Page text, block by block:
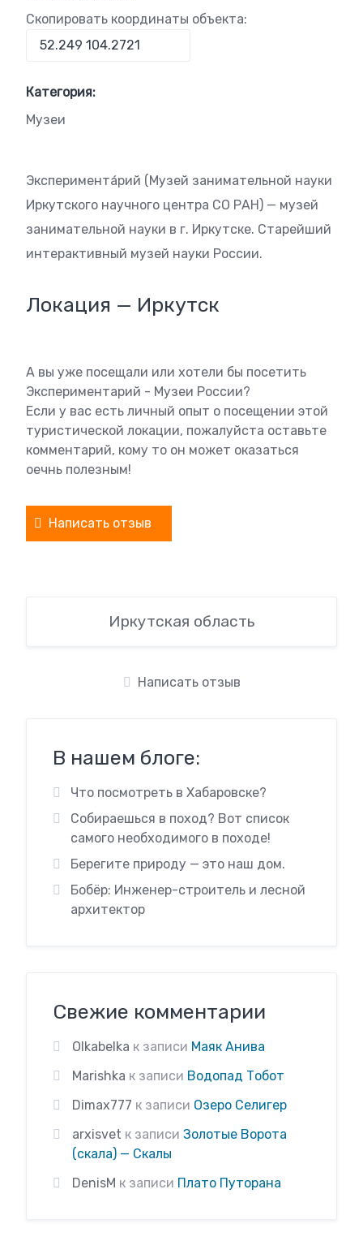
Скопировать координаты объекта:
Категория:
Музеи
Эксперимента́рий (Музей занимательной науки
Иркутского научного центра СО РАН) — музей
занимательной науки в г. Иркутске. Старейший
интерактивный музей науки России.
Локация — Иркутск
А вы уже посещали или хотели бы посетить
Экспериментарий - Музеи России?
Если у вас есть личный опыт о посещении этой
туристической локации, пожалуйста оставьте
комментарий, кому то он может оказаться
оечнь полезным!
Написать отзыв
Иркутская область
Написать отзыв
В нашем блоге:
Что посмотреть в Хабаровске?
Собираешься в поход? Вот список
самого необходимого в походе!
Берегите природу — это наш дом.
Бобёр: Инженер-строитель и лесной
архитектор
Свежие комментарии
Olkabelka к записи Маяк Анива
Marishka к записи Водопад Тобот
Dimax777 к записи Озеро Селигер
arxisvet к записи Золотые Ворота
(скала) — Скалы
DenisM к записи Плато Путорана